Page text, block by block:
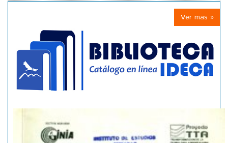
Ver mas »